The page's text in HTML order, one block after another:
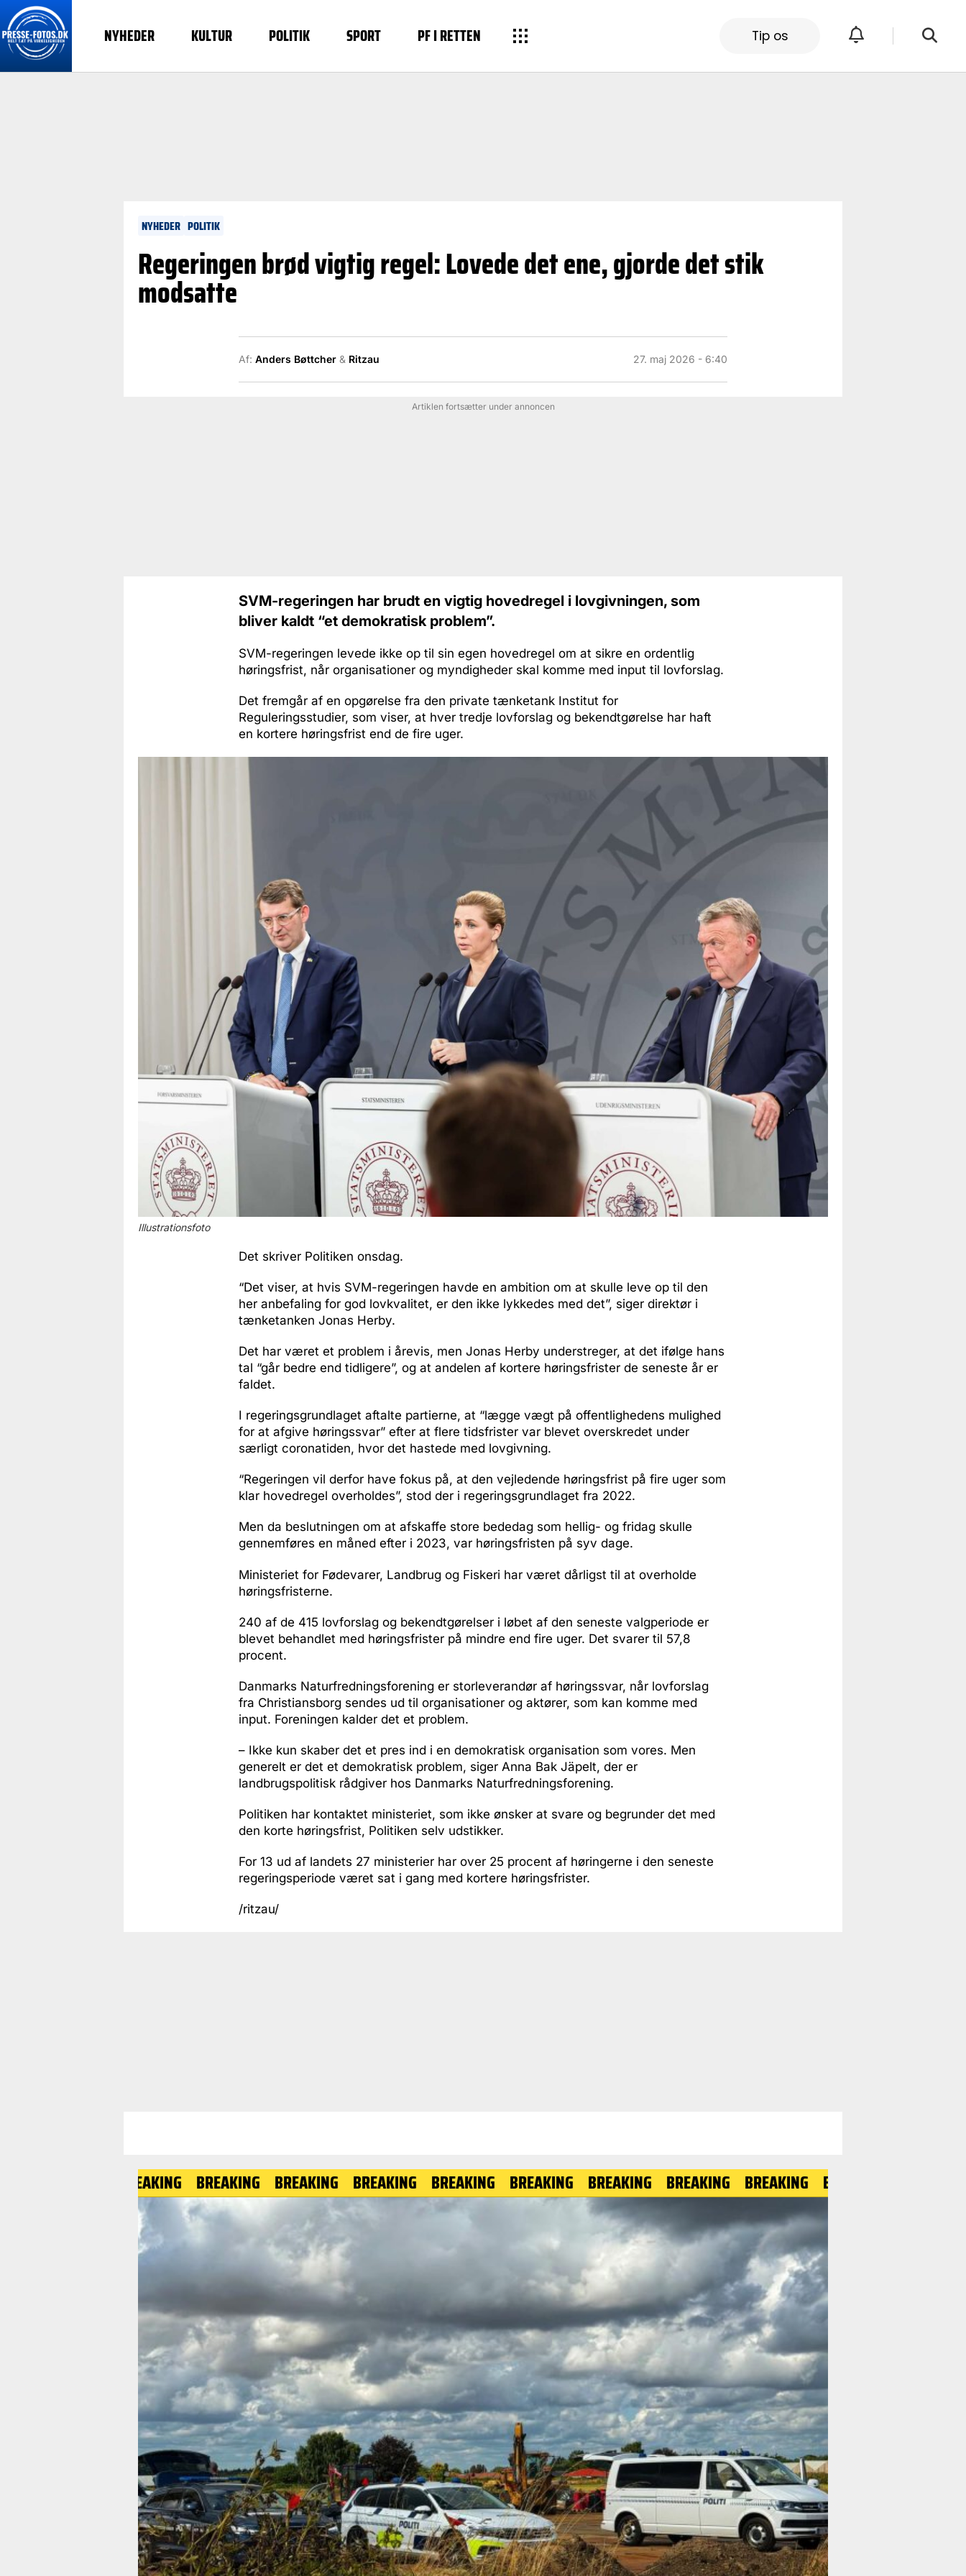
NYHEDER KULTUR POLITIK SPORT PF I RETTEN Tip os
NYHEDER POLITIK
Regeringen brød vigtig regel: Lovede det ene, gjorde det stik
modsatte
Af: Anders Bøttcher & Ritzau 27. maj 2026 - 6:40
Artiklen fortsætter under annoncen
SVM-regeringen har brudt en vigtig hovedregel i lovgivningen, som
bliver kaldt “et demokratisk problem”.
SVM-regeringen levede ikke op til sin egen hovedregel om at sikre en ordentlig
høringsfrist, når organisationer og myndigheder skal komme med input til lovforslag.
Det fremgår af en opgørelse fra den private tænketank Institut for
Reguleringsstudier, som viser, at hver tredje lovforslag og bekendtgørelse har haft
en kortere høringsfrist end de fire uger.
Illustrationsfoto
Det skriver Politiken onsdag.
“Det viser, at hvis SVM-regeringen havde en ambition om at skulle leve op til den
her anbefaling for god lovkvalitet, er den ikke lykkedes med det”, siger direktør i
tænketanken Jonas Herby.
Det har været et problem i årevis, men Jonas Herby understreger, at det ifølge hans
tal “går bedre end tidligere”, og at andelen af kortere høringsfrister de seneste år er
faldet.
I regeringsgrundlaget aftalte partierne, at “lægge vægt på offentlighedens mulighed
for at afgive høringssvar” efter at flere tidsfrister var blevet overskredet under
særligt coronatiden, hvor det hastede med lovgivning.
“Regeringen vil derfor have fokus på, at den vejledende høringsfrist på fire uger som
klar hovedregel overholdes”, stod der i regeringsgrundlaget fra 2022.
Men da beslutningen om at afskaffe store bededag som hellig- og fridag skulle
gennemføres en måned efter i 2023, var høringsfristen på syv dage.
Ministeriet for Fødevarer, Landbrug og Fiskeri har været dårligst til at overholde
høringsfristerne.
240 af de 415 lovforslag og bekendtgørelser i løbet af den seneste valgperiode er
blevet behandlet med høringsfrister på mindre end fire uger. Det svarer til 57,8
procent.
Danmarks Naturfredningsforening er storleverandør af høringssvar, når lovforslag
fra Christiansborg sendes ud til organisationer og aktører, som kan komme med
input. Foreningen kalder det et problem.
– Ikke kun skaber det et pres ind i en demokratisk organisation som vores. Men
generelt er det et demokratisk problem, siger Anna Bak Jäpelt, der er
landbrugspolitisk rådgiver hos Danmarks Naturfredningsforening.
Politiken har kontaktet ministeriet, som ikke ønsker at svare og begrunder det med
den korte høringsfrist, Politiken selv udstikker.
For 13 ud af landets 27 ministerier har over 25 procent af høringerne i den seneste
regeringsperiode været sat i gang med kortere høringsfrister.
/ritzau/
BREAKING BREAKING BREAKING BREAKING BREAKING BREAKING BREAKING BREAKING BREAKING